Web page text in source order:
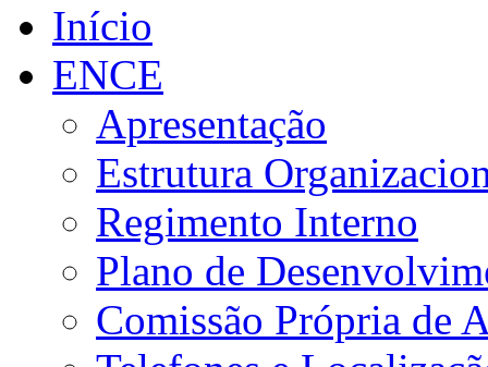
Início
ENCE
Apresentação
Estrutura
Regimento Interno
Plano de
Comissão Própria de